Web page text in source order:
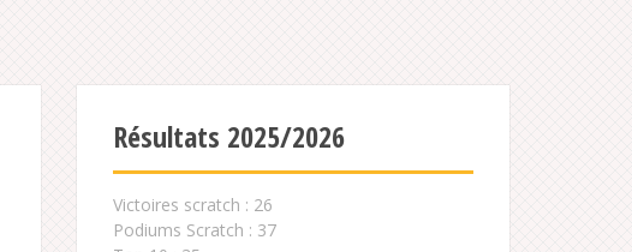
Résultats 2025/2026
Victoires scratch : 26
Podiums Scratch : 37